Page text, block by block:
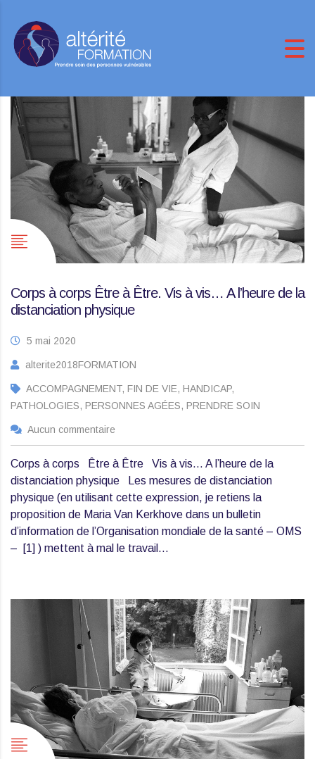
Corps à corps Être à Être. Vis à vis… A l’heure de la
distanciation physique
5 mai 2020
alterite2018FORMATION
ACCOMPAGNEMENT, FIN DE VIE, HANDICAP,
PATHOLOGIES, PERSONNES AGÉES, PRENDRE SOIN
Aucun commentaire
Corps à corps Être à Être Vis à vis… A l’heure de la
distanciation physique Les mesures de distanciation
physique (en utilisant cette expression, je retiens la
proposition de Maria Van Kerkhove dans un bulletin
d’information de l’Organisation mondiale de la santé – OMS
– [1] ) mettent à mal le travail…